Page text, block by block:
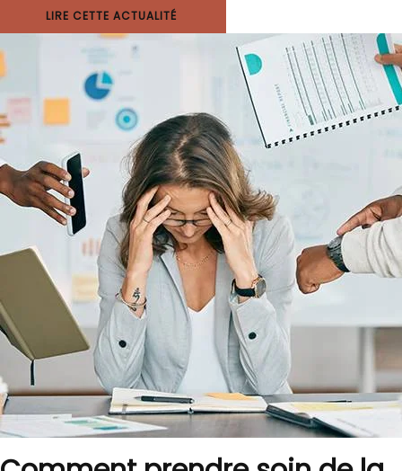
LIRE CETTE ACTUALITÉ